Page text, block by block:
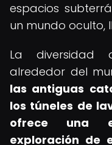
espacios
un mundo oculto,
La diversidad
alrededor del
las antiguas
los túneles de
ofrece una
exploración de